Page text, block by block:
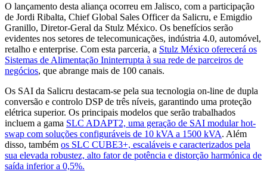
O lançamento desta aliança ocorreu em Jalisco, com a participação
de Jordi Ribalta, Chief Global Sales Officer da Salicru, e Emigdio
Granillo, Diretor-Geral da Stulz México. Os benefícios serão
evidentes nos setores de telecomunicações, indústria 4.0, automóvel,
retalho e enterprise. Com esta parceria, a Stulz México oferecerá os
Sistemas de Alimentação Ininterrupta à sua rede de parceiros de
negócios, que abrange mais de 100 canais.
Os SAI da Salicru destacam-se pela sua tecnologia on-line de dupla
conversão e controlo DSP de três níveis, garantindo uma proteção
elétrica superior. Os principais modelos que serão trabalhados
incluem a gama SLC ADAPT2, uma geração de SAI modular hot-
swap com soluções configuráveis de 10 kVA a 1500 kVA. Além
disso, também os SLC CUBE3+, escaláveis e caracterizados pela
sua elevada robustez, alto fator de potência e distorção harmónica de
saída inferior a 0,5%.